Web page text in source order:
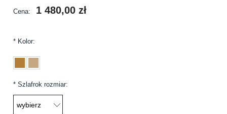
Cena: 1 480,00 zł
* Kolor:
* Szlafrok rozmiar: